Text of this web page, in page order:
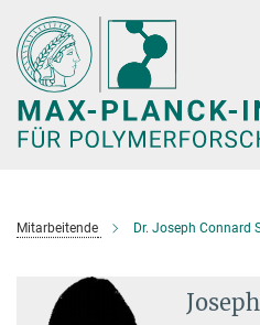
Hauptinhalt
Mitarbeitende Dr. Joseph Connard